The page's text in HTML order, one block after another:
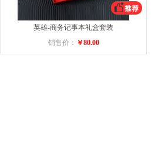
英雄-商务记事本礼盒套装
销售价： ￥80.00